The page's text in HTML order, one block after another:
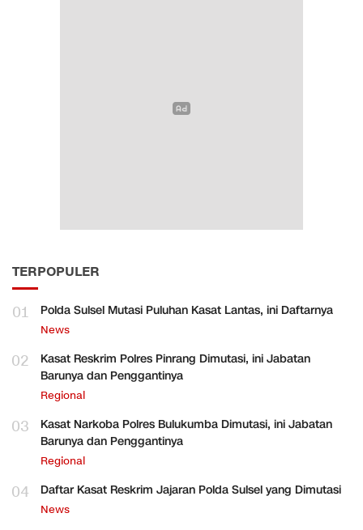
TERPOPULER
01 Polda Sulsel Mutasi Puluhan Kasat Lantas, ini Daftarnya
News
02
Kasat Reskrim Polres Pinrang Dimutasi, ini Jabatan
Barunya dan Penggantinya
Regional
03
Kasat Narkoba Polres Bulukumba Dimutasi, ini Jabatan
Barunya dan Penggantinya
Regional
04 Daftar Kasat Reskrim Jajaran Polda Sulsel yang Dimutasi
News